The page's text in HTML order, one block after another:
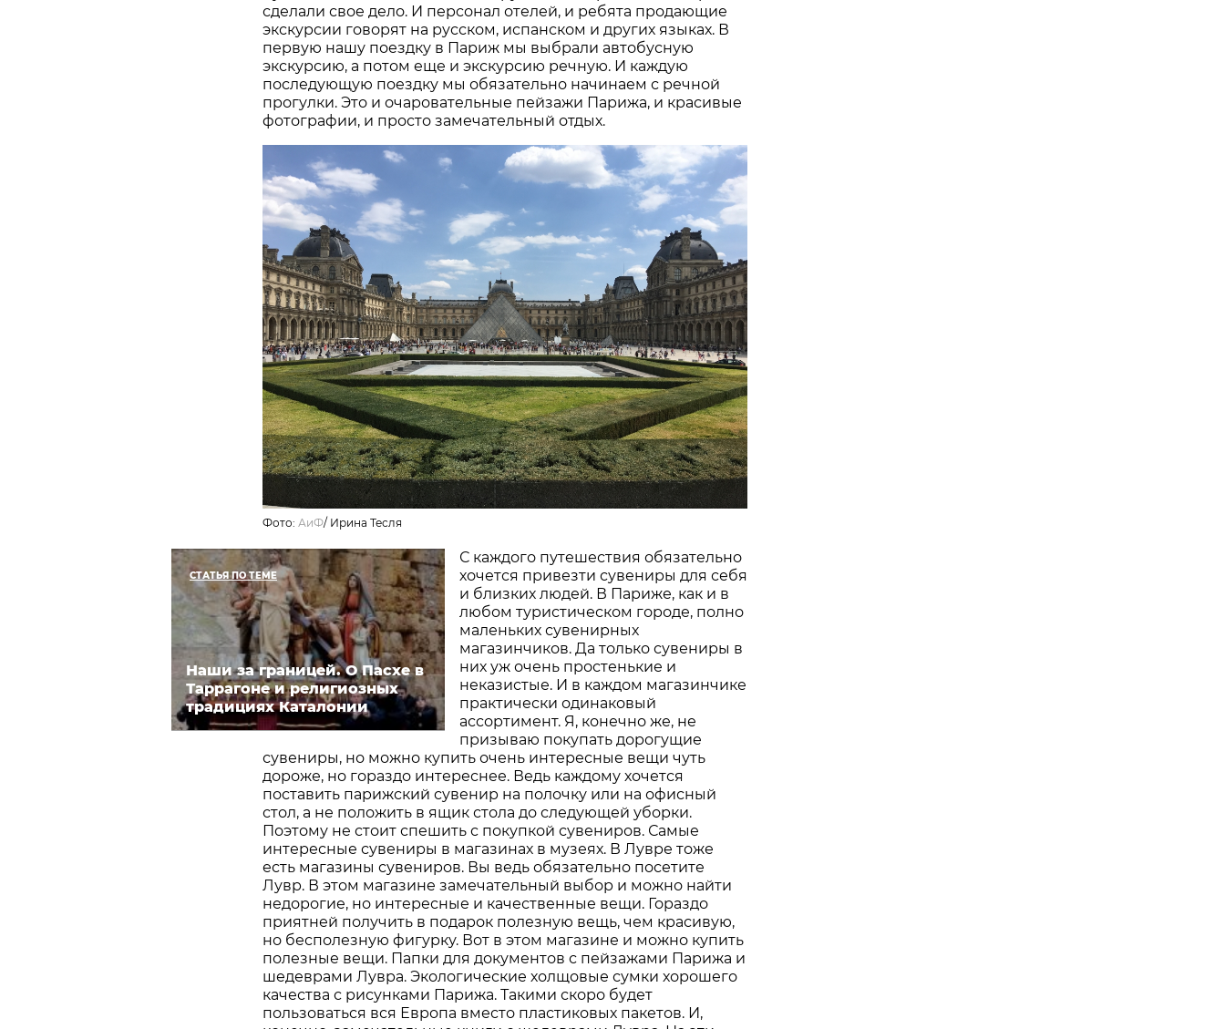
сделали свое дело. И персонал отелей, и ребята продающие
экскурсии говорят на русском, испанском и других языках. В
первую нашу поездку в Париж мы выбрали автобусную
экскурсию, а потом еще и экскурсию речную. И каждую
последующую поездку мы обязательно начинаем с речной
прогулки. Это и очаровательные пейзажи Парижа, и красивые
фотографии, и просто замечательный отдых.
Фото: АиФ/ Ирина Тесля
СТАТЬЯ ПО ТЕМЕ
Наши за границей. О Пасхе в
Таррагоне и религиозных
традициях Каталонии
С каждого путешествия обязательно
хочется привезти сувениры для себя
и близких людей. В Париже, как и в
любом туристическом городе, полно
маленьких сувенирных
магазинчиков. Да только сувениры в
них уж очень простенькие и
неказистые. И в каждом магазинчике
практически одинаковый
ассортимент. Я, конечно же, не
призываю покупать дорогущие
сувениры, но можно купить очень интересные вещи чуть
дороже, но гораздо интереснее. Ведь каждому хочется
поставить парижский сувенир на полочку или на офисный
стол, а не положить в ящик стола до следующей уборки.
Поэтому не стоит спешить с покупкой сувениров. Самые
интересные сувениры в магазинах в музеях. В Лувре тоже
есть магазины сувениров. Вы ведь обязательно посетите
Лувр. В этом магазине замечательный выбор и можно найти
недорогие, но интересные и качественные вещи. Гораздо
приятней получить в подарок полезную вещь, чем красивую,
но бесполезную фигурку. Вот в этом магазине и можно купить
полезные вещи. Папки для документов с пейзажами Парижа и
шедеврами Лувра. Экологические холщовые сумки хорошего
качества с рисунками Парижа. Такими скоро будет
пользоваться вся Европа вместо пластиковых пакетов. И,